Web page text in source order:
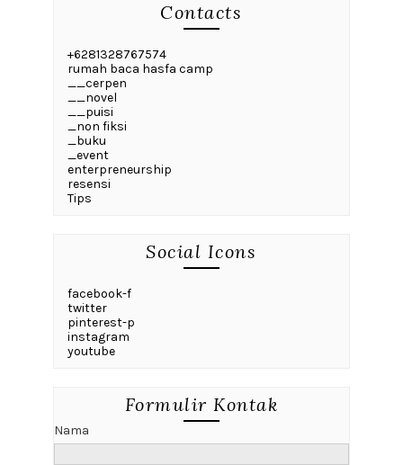
Contacts
+6281328767574
rumah baca hasfa camp
__cerpen
__novel
__puisi
_non fiksi
_buku
_event
enterpreneurship
resensi
Tips
Social Icons
facebook-f
twitter
pinterest-p
instagram
youtube
Formulir Kontak
Nama